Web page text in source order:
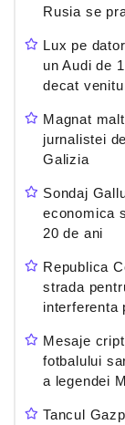
Rusia se
Lux pe
un Audi de
decat
Magnat
jurnalistei
Galizia
Sondaj
economica
20 de ani
Republica
strada
interferenta
Mesaje
fotbalului
a legendei
Tancul